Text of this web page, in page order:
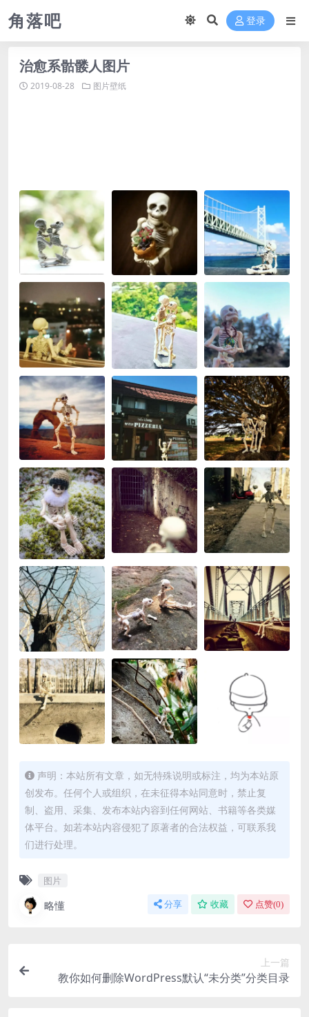
角落吧 登录
治愈系骷髅人图片
2019-08-28 图片壁纸
声明：本站所有文章，如无特殊说明或标注，均为本站原
创发布。任何个人或组织，在未征得本站同意时，禁止复
制、盗用、采集、发布本站内容到任何网站、书籍等各类媒
体平台。如若本站内容侵犯了原著者的合法权益，可联系我
们进行处理。
图片
略懂 分享 收藏 点赞(0)
上一篇
教你如何删除WordPress默认“未分类”分类目录